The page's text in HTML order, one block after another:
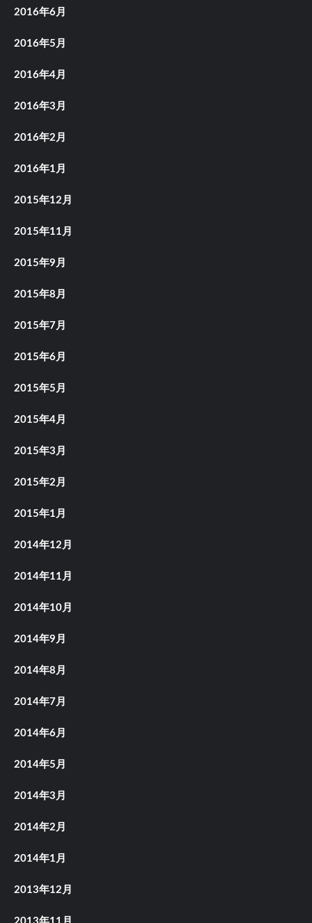
2016年6月
2016年5月
2016年4月
2016年3月
2016年2月
2016年1月
2015年12月
2015年11月
2015年9月
2015年8月
2015年7月
2015年6月
2015年5月
2015年4月
2015年3月
2015年2月
2015年1月
2014年12月
2014年11月
2014年10月
2014年9月
2014年8月
2014年7月
2014年6月
2014年5月
2014年3月
2014年2月
2014年1月
2013年12月